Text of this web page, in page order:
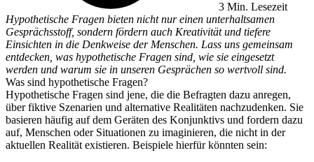
3 Min. Lesezeit
Hypothetische Fragen bieten nicht nur einen unterhaltsamen
Gesprächsstoff, sondern fördern auch Kreativität und tiefere
Einsichten in die Denkweise der Menschen. Lass uns gemeinsam
entdecken, was hypothetische Fragen sind, wie sie eingesetzt
werden und warum sie in unseren Gesprächen so wertvoll sind.
Was sind hypothetische Fragen?
Hypothetische Fragen sind jene, die die Befragten dazu anregen,
über fiktive Szenarien und alternative Realitäten nachzudenken. Sie
basieren häufig auf dem Geräten des Konjunktivs und fordern dazu
auf, Menschen oder Situationen zu imaginieren, die nicht in der
aktuellen Realität existieren. Beispiele hierfür könnten sein: